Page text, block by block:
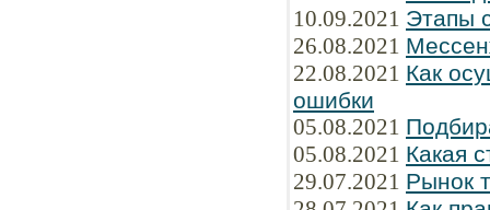
10.09.2021 Этапы
26.08.2021
22.08.2021 Как
ошибки
05.08.2021
05.08.2021 Какая
29.07.2021 Рынок